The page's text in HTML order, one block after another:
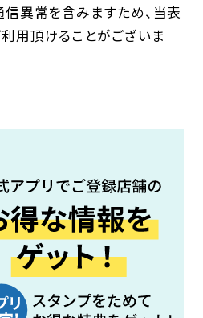
異常を含みますため、当表
用頂けることがございま